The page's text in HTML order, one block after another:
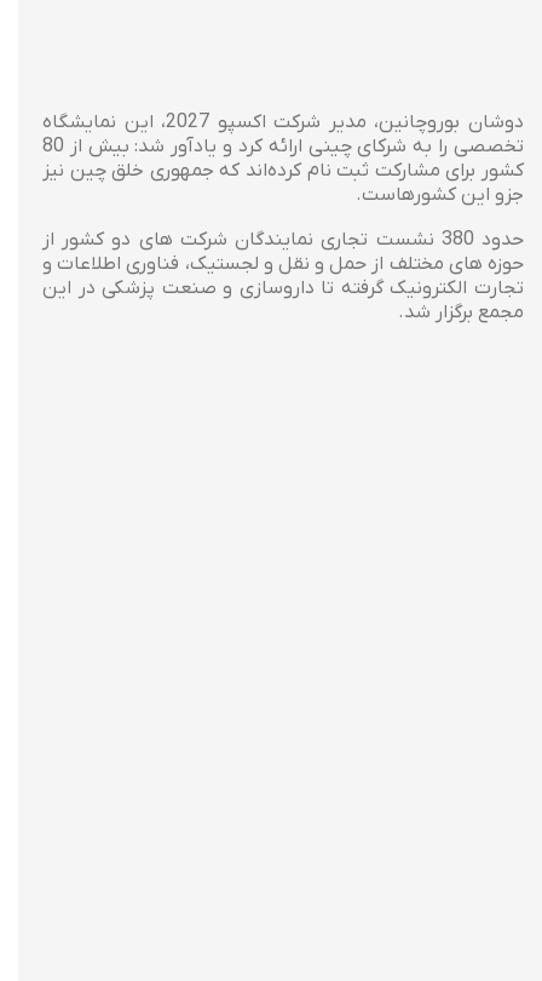
دوشان بوروچانین، مدیر شرکت اکسپو 2027، این نمایشگاه
تخصصی را به شرکای چینی ارائه کرد و یادآور شد: بیش از 80
کشور برای مشارکت ثبت نام کرده‌اند که جمهوری خلق چین نیز
جزو این کشورهاست.
حدود 380 نشست تجاری نمایندگان شرکت های دو کشور از
حوزه های مختلف از حمل و نقل و لجستیک، فناوری اطلاعات و
تجارت الکترونیک گرفته تا داروسازی و صنعت پزشکی در این
مجمع برگزار شد.